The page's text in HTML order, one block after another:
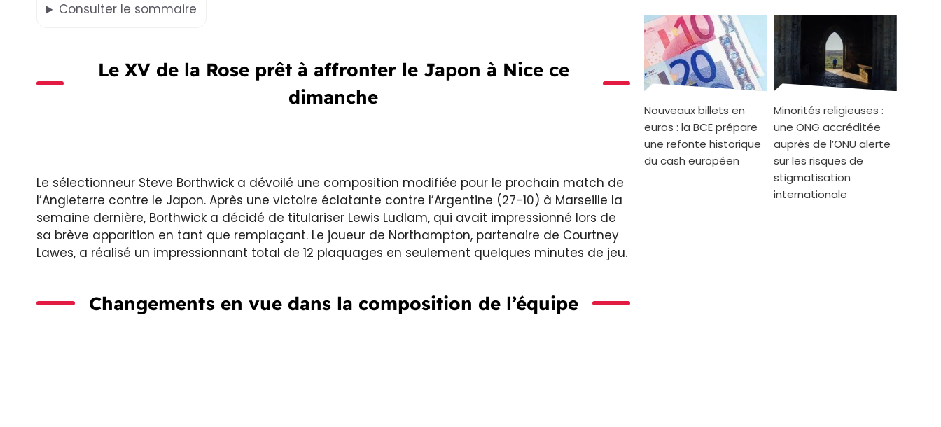
Consulter le sommaire
Le XV de la Rose prêt à affronter le Japon à Nice ce
dimanche
Le sélectionneur Steve Borthwick a dévoilé une composition modifiée pour le prochain match de
l’Angleterre contre le Japon. Après une victoire éclatante contre l’Argentine (27-10) à Marseille la
semaine dernière, Borthwick a décidé de titulariser Lewis Ludlam, qui avait impressionné lors de
sa brève apparition en tant que remplaçant. Le joueur de Northampton, partenaire de Courtney
Lawes, a réalisé un impressionnant total de 12 plaquages en seulement quelques minutes de jeu.
Changements en vue dans la composition de l’équipe
Nouveaux billets en
euros : la BCE prépare
une refonte historique
du cash européen
Minorités religieuses :
une ONG accréditée
auprès de l’ONU alerte
sur les risques de
stigmatisation
internationale